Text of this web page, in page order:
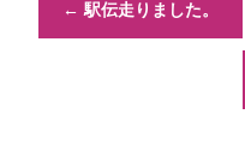
← 駅伝走りました。